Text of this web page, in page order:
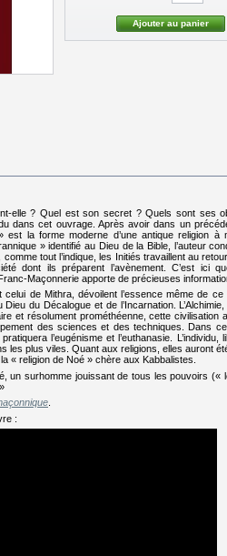
elle ? Quel est son secret ? Quels sont ses
dans cet ouvrage. Après avoir dans un
la forme moderne d’une antique religion à
» identifié au Dieu de la Bible, l’auteur
tout l’indique, les Initiés travaillent au retour
dont ils préparent l’avènement. C’est ici
Maçonnerie apporte de précieuses
de Mithra, dévoilent l’essence même de ce
du Décalogue et de l’Incarnation.
et résolument prométhéenne, cette civilisation
des sciences et des techniques. Dans
l’eugénisme et l’euthanasie. L’individu,
les plus viles. Quant aux religions, elles auront
« religion de Noé » chère aux Kabbalistes.
un surhomme jouissant de tous les pouvoirs («
: